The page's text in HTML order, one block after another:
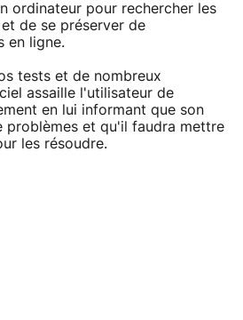
ordinateur pour rechercher les
de se préserver de
en ligne.
tests et de nombreux
assaille l'utilisateur de
en lui informant que son
problèmes et qu'il faudra mettre
les résoudre.